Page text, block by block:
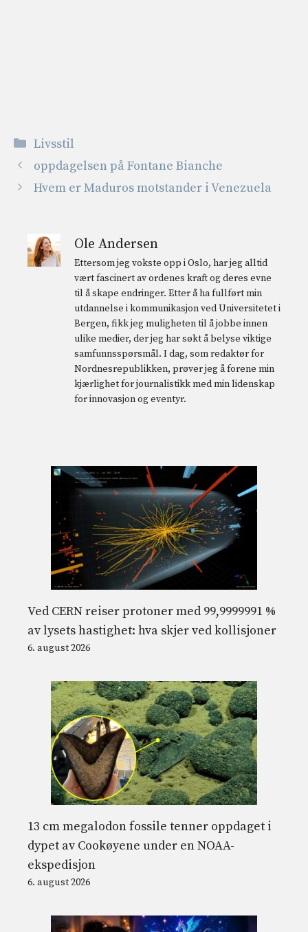
Kategorier
Livsstil
oppdagelsen på Fontane Bianche
Hvem er Maduros motstander i Venezuela
Ole Andersen
Ettersom jeg vokste opp i Oslo, har jeg alltid
vært fascinert av ordenes kraft og deres evne
til å skape endringer. Etter å ha fullført min
utdannelse i kommunikasjon ved Universitetet i
Bergen, fikk jeg muligheten til å jobbe innen
ulike medier, der jeg har søkt å belyse viktige
samfunnsspørsmål. I dag, som redaktør for
Nordnesrepublikken, prøver jeg å forene min
kjærlighet for journalistikk med min lidenskap
for innovasjon og eventyr.
Ved CERN reiser protoner med 99,9999991 %
av lysets hastighet: hva skjer ved kollisjoner
6. august 2026
13 cm megalodon fossile tenner oppdaget i
dypet av Cookøyene under en NOAA-
ekspedisjon
6. august 2026